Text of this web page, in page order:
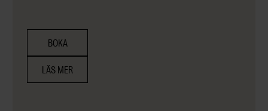
BOKA
LÄS MER